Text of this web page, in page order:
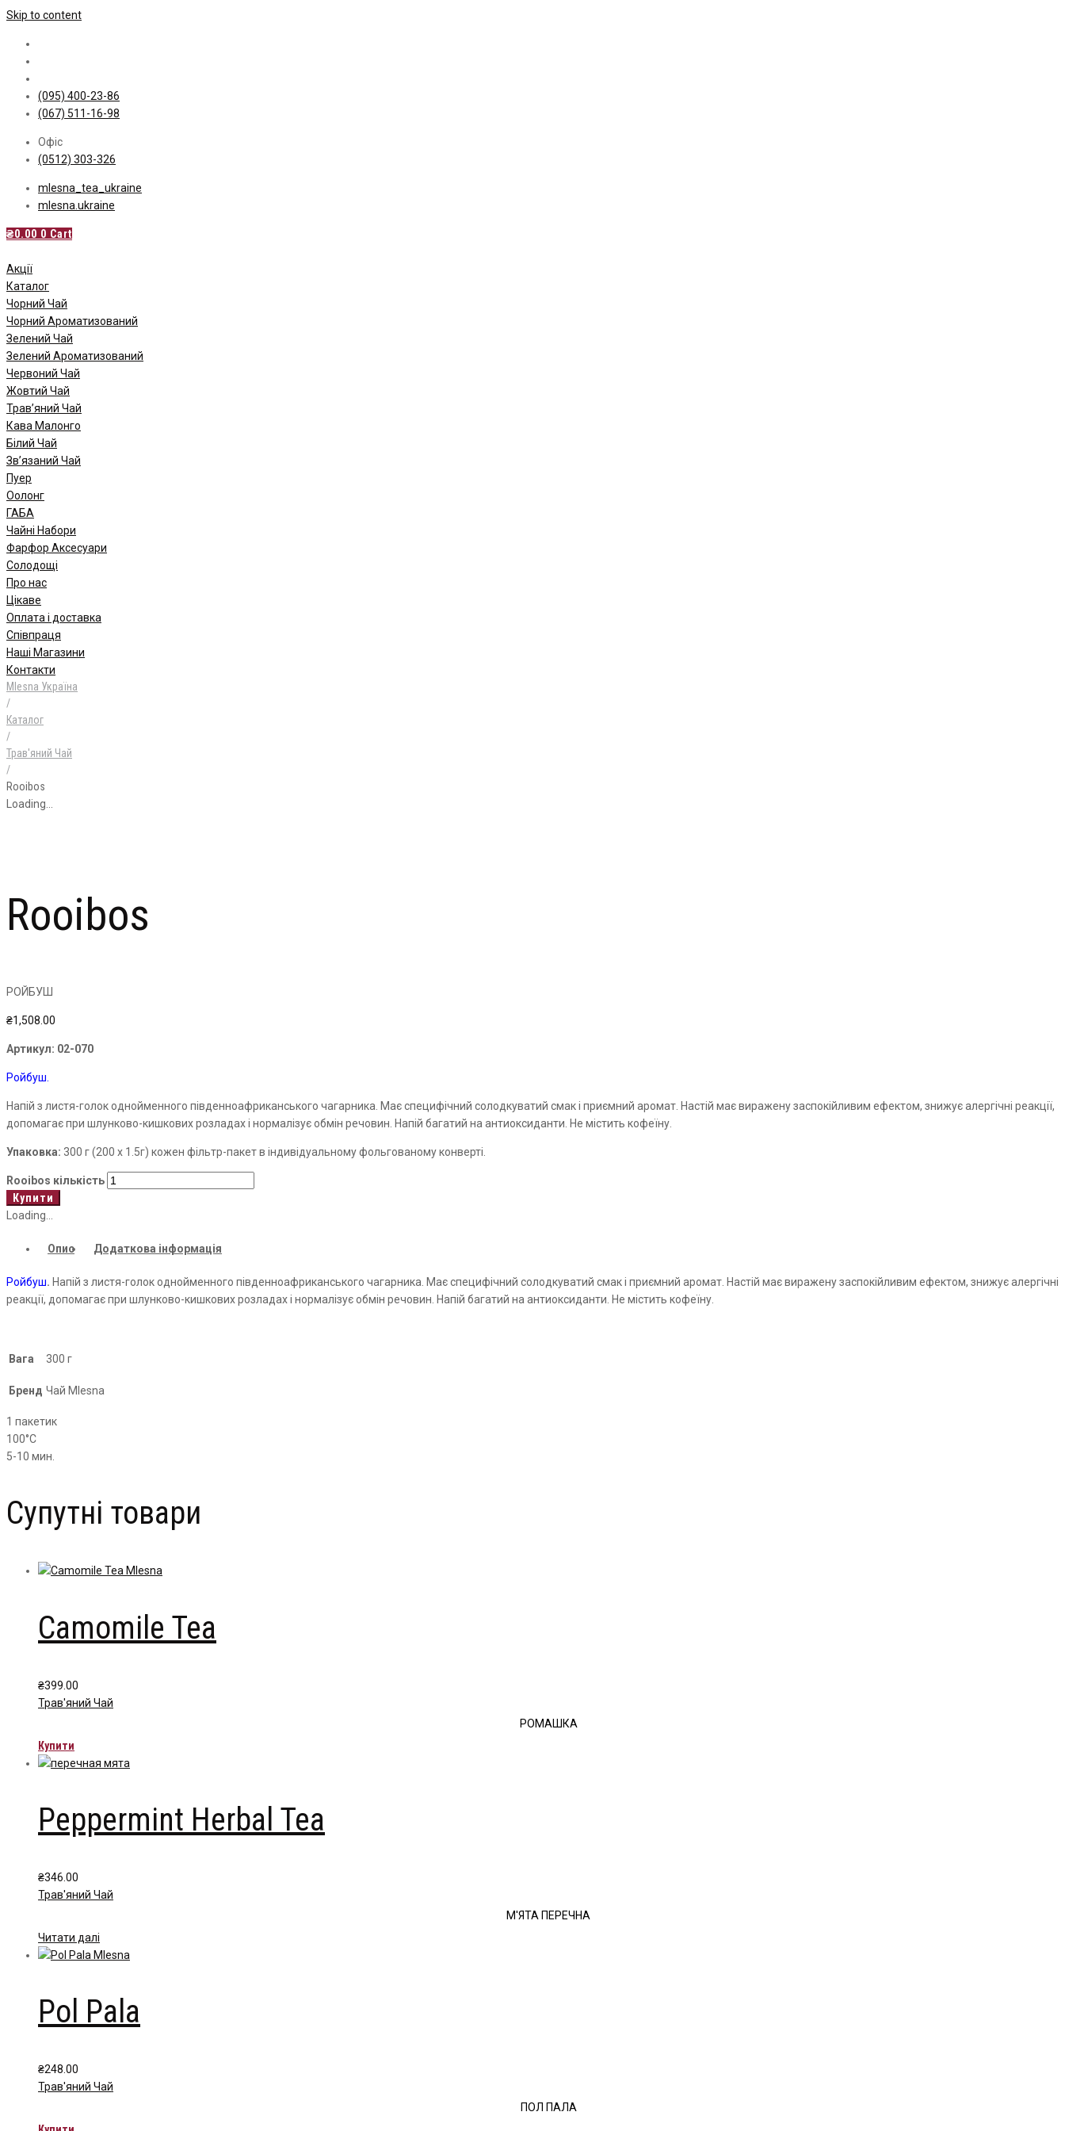
Skip to content
(095) 400-23-86
(067) 511-16-98
Офіс
(0512) 303-326
mlesna_tea_ukraine
mlesna.ukraine
₴0.00 0 Cart
Акції
Каталог
Чорний Чай
Чорний Ароматизований
Зелений Чай
Зелений Ароматизований
Червоний Чай
Жовтий Чай
Трав’яний Чай
Кава Малонго
Білий Чай
Зв’язаний Чай
Пуер
Oолонг
ГАБА
Чайні Набори
Фарфор Аксесуари
Солодощі
Про нас
Цікаве
Оплата і доставка
Співпраця
Наші Магазини
Контакти
Mlesna Україна
/
Каталог
/
Трав'яний Чай
/
Rooibos
Loading...
Rooibos
РОЙБУШ
₴1,508.00
Артикул: 02-070
Ройбуш.
Напій з листя-голокоднойменного південноафриканського чагарника . Має специфічний солодкуватий смак і приємний аромат. Настій має виражену заспокійливим ефектом, знижує алергічні реакції,
допомагає при шлунково-кишкових розладах і нормалізує обмін речовин. Напій багатий на антиоксиданти. Не містить кофеїну.
Упаковка: 300 г (200 х 1.5г) кожен фільтр-пакет в індивідуальному фольгованому конверті.
Rooibos кількість
Купити
Loading...
Опис Додаткова інформація
Ройбуш. Напій з листя-голокоднойменного південноафриканського чагарника . Має специфічний солодкуватий смак і приємний аромат. Настій має виражену заспокійливим ефектом, знижує алергічні
реакції, допомагає при шлунково-кишкових розладах і нормалізує обмін речовин. Напій багатий на антиоксиданти. Не містить кофеїну.
Вага 300 г
Бренд Чай Mlesna
1 пакетик
100°С
5-10 мин.
Супутні товари
Camomile Tea
₴399.00
Трав'яний Чай
РОМАШКА
Купити
Peppermint Herbal Tea
₴346.00
Трав'яний Чай
М'ЯТА ПЕРЕЧНА
Читати далі
Pol Pala
₴248.00
Трав'яний Чай
ПОЛ ПАЛА